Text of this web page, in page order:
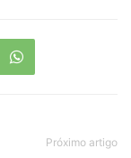
Próximo artigo